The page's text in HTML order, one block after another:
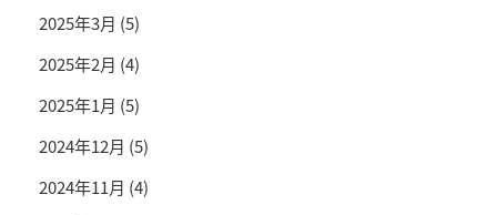
2025年3月 (5)
2025年2月 (4)
2025年1月 (5)
2024年12月 (5)
2024年11月 (4)